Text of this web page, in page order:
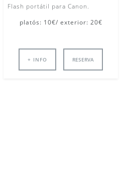
Flash portátil para Canon.
platós: 10€/ exterior: 20€
+ INFO RESERVA